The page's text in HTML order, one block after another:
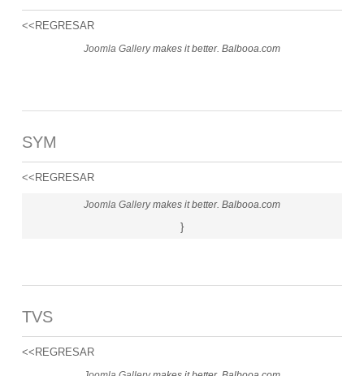
<<REGRESAR
Joomla Gallerymakes it better. Balbooa.com
SYM
<<REGRESAR
Joomla Gallerymakes it better. Balbooa.com
}
TVS
<<REGRESAR